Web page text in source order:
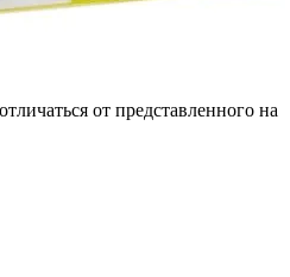
от представленного на